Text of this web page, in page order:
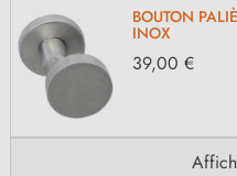
BOUTON
INOX
39,00 €